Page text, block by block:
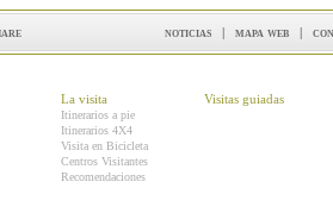
noticias | mapa web |
La visita
Itinerarios a pie
Itinerarios 4X4
Visita en Bicicleta
Centros Visitantes
Recomendaciones
Visitas guiadas